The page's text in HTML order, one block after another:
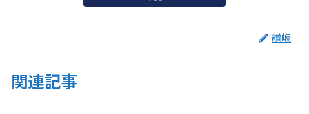
讃岐
関連記事